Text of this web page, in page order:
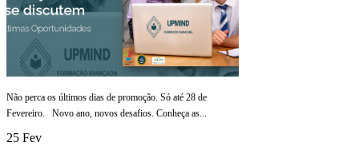
Não perca os últimos dias de promoção. Só até 28 de
Fevereiro. Novo ano, novos desafios. Conheça as...
25 Fev